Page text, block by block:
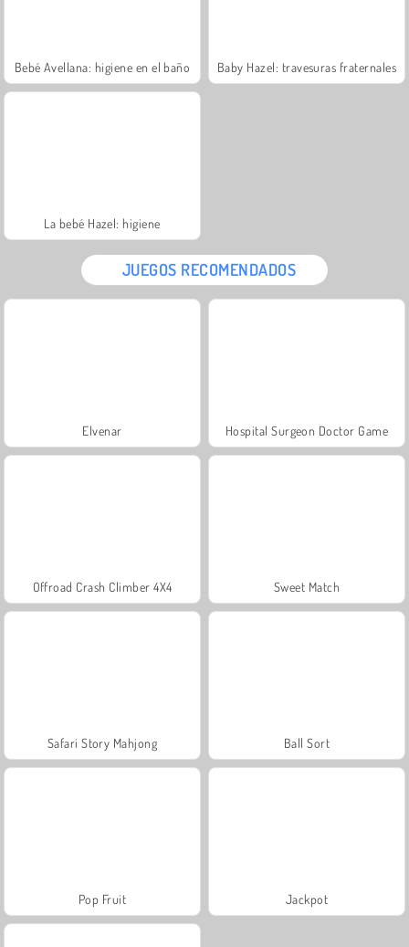
Bebé Avellana: higiene en el baño Baby Hazel: travesuras fraternales
La bebé Hazel: higiene
JUEGOS RECOMENDADOS
Elvenar Hospital Surgeon Doctor Game
Offroad Crash Climber 4X4 Sweet Match
Safari Story Mahjong Ball Sort
Pop Fruit Jackpot